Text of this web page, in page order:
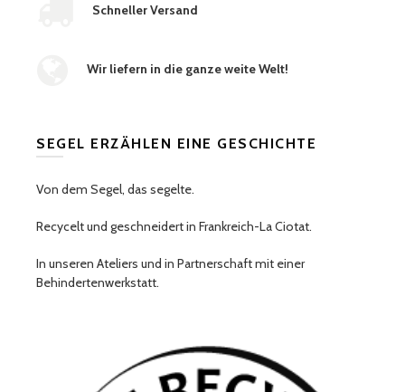
Schneller Versand
Wir liefern in die ganze weite Welt!
SEGEL ERZÄHLEN EINE GESCHICHTE
Von dem Segel, das segelte.
Recycelt und geschneidert in Frankreich-La Ciotat.
In unseren Ateliers und in Partnerschaft mit einer
Behindertenwerkstatt.